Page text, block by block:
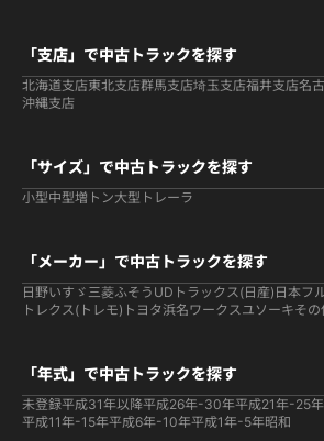
「支店」で中古トラックを探す
北海道支店東北支店群馬支店埼玉支店福井支店名
沖縄支店
「サイズ」で中古トラックを探す
小型中型増トン大型 トレーラ
「メーカー」で中古トラックを探す
日野いすゞ 三菱ふそう UDトラックス(日産) 日本フ
トレクス(トレモ) トヨタ浜名ワークス ユソーキその
「年式」で中古トラックを探す
未登録平成31年以降平成26年-30年平成21年-25年
平成11年-15年平成6年-10年平成1年-5年昭和